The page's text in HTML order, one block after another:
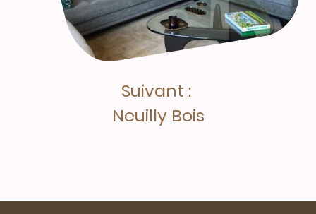
Suivant :
Neuilly Bois